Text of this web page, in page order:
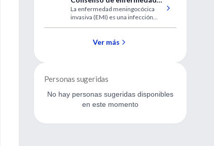
meningocóccica en la
infancia y la adolescencia
La enfermedad meningocócica
invasiva (EMI) es una infección
500000 casos y 50000 muertes
Ver más
Personas sugeridas
No hay personas sugeridas disponibles
en este momento